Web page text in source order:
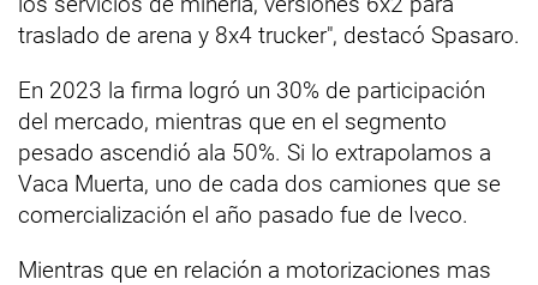
traslado de arena y 8x4 trucker", destacó Spasaro.
En 2023 la firma logró un 30% de participación
del mercado, mientras que en el segmento
pesado ascendió ala 50%. Si lo extrapolamos a
Vaca Muerta, uno de cada dos camiones que se
comercialización el año pasado fue de Iveco.
Mientras que en relación a motorizaciones mas